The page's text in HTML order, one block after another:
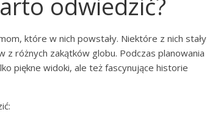
które w nich powstały. Niektóre z nich stały
różnych zakątków globu. Podczas planowania
piękne widoki, ale też fascynujące historie